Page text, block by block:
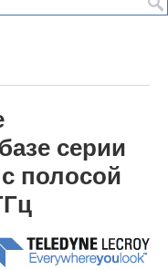
серии
полосой